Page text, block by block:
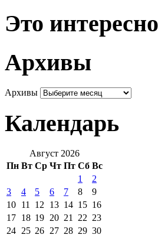
Это интересно
Архивы
Архивы
Календарь
Август 2026
Пн Вт Ср Чт Пт Сб Вс
1
2
3
4 5 6 7 8
9
10 11 12 13 14 15 16
17 18 19 20 21 22 23
24 25 26 27 28 29 30